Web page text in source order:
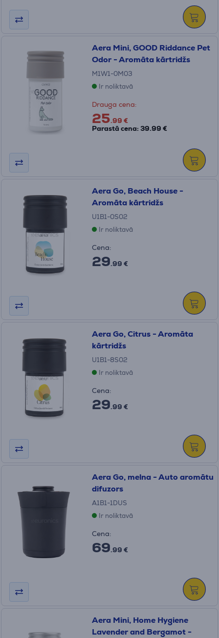
Aera Mini, GOOD Riddance Pet
Odor - Aromāta kārtridžs
M1W1-0M03
Ir noliktavā
Drauga cena:
25.99 €
Parastā cena: 39.99 €
Aera Go, Beach House -
Aromāta kārtridžs
U1B1-0S02
Ir noliktavā
Cena:
29.99 €
Aera Go, Citrus - Aromāta
kārtridžs
U1B1-8S02
Ir noliktavā
Cena:
29.99 €
Aera Go, melna - Auto aromātu
difuzors
A1B1-1DUS
Ir noliktavā
Cena:
69.99 €
Aera Mini, Home Hygiene
Lavender and Bergamot -